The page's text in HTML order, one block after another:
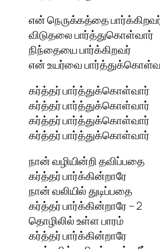
என் நெருக்கத்தை
விடுதலை பார்த்துகொள்வார்
நிந்தையை பார்க்கிறவர்
என் உயர்வை
கர்த்தர் பார்த்துக்கொள்வார்
கர்த்தர் பார்த்துக்கொள்வார்
கர்த்தர் பார்த்துக்கொள்வார்
கர்த்தர் பார்த்துக்கொள்வார்
நான் வழியின்றி தவிப்பதை
கர்த்தர் பார்க்கின்றாரே
நான் வலியில் துடிப்பதை
கர்த்தர் பார்க்கின்றாரே – 2
தொழிலில் உள்ள பாரம்
கர்த்தர் பார்க்கின்றாரே